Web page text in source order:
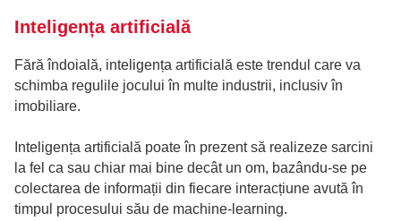
Inteligența artificială
Fără îndoială, inteligența artificială este trendul care va
schimba regulile jocului în multe industrii, inclusiv în
imobiliare.
Inteligența artificială poate în prezent să realizeze sarcini
la fel ca sau chiar mai bine decât un om, bazându-se pe
colectarea de informații din fiecare interacțiune avută în
timpul procesului său de machine-learning.